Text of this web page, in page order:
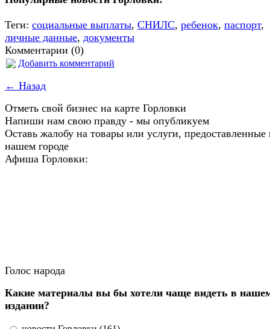
Теги: социальные выплаты, СНИЛС, ребенок, паспорт,
личные данные, документы
Комментарии (0)
Добавить комментарий
← Назад
Отметь свой бизнес на карте Горловки
Напиши нам свою правду - мы опубликуем
Оставь жалобу на товары или услуги, предоставленные
нашем городе
Афиша Горловки:
Голос народа
Какие материалы вы бы хотели чаще видеть в
издании?